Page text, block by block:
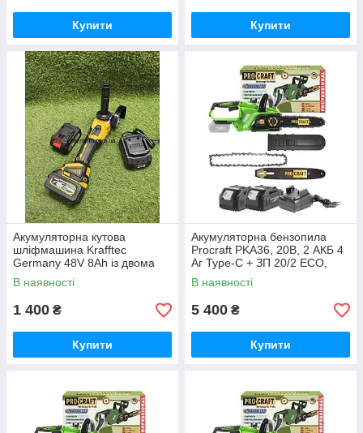
Купити Купити
Акумуляторна кутова
шліфмашина Krafftec
Germany 48V 8Ah із двома
акумуляторами безщітковим
двигуном диском 125 мм БЕЗ
КЕЙСУ
В наявності
1 400 ₴
Купити
Акумуляторна бензопила
Procraft PKA36, 20В, 2 АКБ 4
Аг Type-C + ЗП 20/2 ECO,
шина 250 мм Німеччина
В наявності
5 400 ₴
Купити